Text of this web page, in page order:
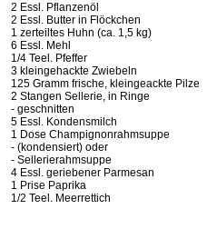
2 Essl. Pflanzenöl
2 Essl. Butter in Flöckchen
1 zerteiltes Huhn (ca. 1,5 kg)
6 Essl. Mehl
1/4 Teel. Pfeffer
3 kleingehackte Zwiebeln
125 Gramm frische, kleingeackte Pilze
2 Stangen Sellerie, in Ringe
- geschnitten
5 Essl. Kondensmilch
1 Dose Champignonrahmsuppe
- (kondensiert) oder
- Sellerierahmsuppe
4 Essl. geriebener Parmesan
1 Prise Paprika
1/2 Teel. Meerrettich